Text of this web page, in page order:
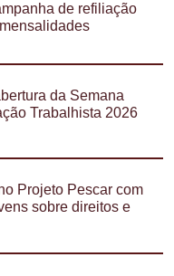
de refiliação
da Semana
Trabalhista 2026
Projeto Pescar com
sobre direitos e